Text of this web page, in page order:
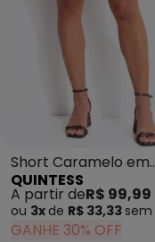
Short Caramelo em
Malha Suede
QUINTESS
A partir deR$ 99,99
ou 3x de R$ 33,33 sem
GANHE 30% OFF